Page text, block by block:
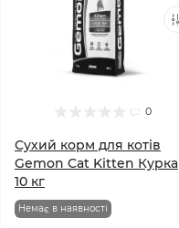
0
Сухий корм для котів
Gemon Cat Kitten Курка
10 кг
Немає в наявності